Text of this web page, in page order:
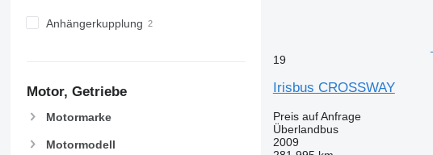
Anhängerkupplung
Motor, Getriebe
Motormarke
Motormodell
19
Irisbus CROSSWAY
Preis auf Anfrage
Überlandbus
2009